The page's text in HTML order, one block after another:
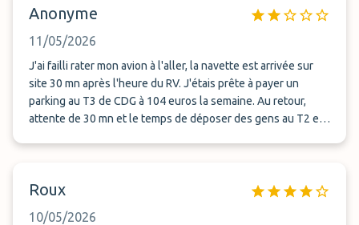
Anonyme
11/05/2026
J'ai failli rater mon avion à l'aller, la navette est arrivée sur
site 30 mn après l'heure du RV. J'étais prête à payer un
parking au T3 de CDG à 104 euros la semaine. Au retour,
attente de 30 mn et le temps de déposer des gens au T2 et
Roux
10/05/2026